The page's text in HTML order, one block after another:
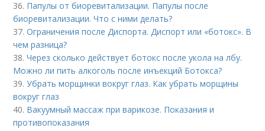
36. Папулы от биоревитализации. Папулы после
биоревитализации. Что с ними делать?
37.Ограничения после Диспорта. Диспорт или «ботокс». В
чем разница?
38.Через сколько действует ботокс после укола на лбу.
Можно ли пить алкоголь после инъекций Ботокса?
39.Убрать морщинки вокруг глаз. Как убрать морщины
вокруг глаз
40. Вакуумный массаж при варикозе. Показания и
противопоказания